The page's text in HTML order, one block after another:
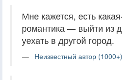
Мне кажется, есть
романтика — выйти из
уехать в другой город.
Неизвестный автор (1000+)